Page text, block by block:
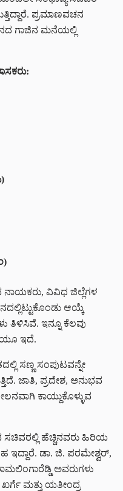
ಪ್ರಮಾಣವಚನ
ಗಾಜಿನ ಮನೆಯಲ್ಲಿ
:
)
)
ವಿವಿಧ ಜಿಲ್ಲೆಗಳ
ಆಯ್ಕೆ
ತಿಳಿಸಿವೆ. ಇನ್ನೂ ಕೆಲವು
ಇದೆ.
ಸಣ್ಣ ಸಂಪುಟವನ್ನೇ
ಜಾತಿ, ಪ್ರದೇಶ, ಅನುಭವ
ಕಾಯ್ದುಕೊಳ್ಳುವ
ಸಚಿವರಲ್ಲಿ ಹೆಚ್ಚಿನವರು ಹಿರಿಯ
ಇದ್ದಾರೆ. ಡಾ. ಜಿ. ಪರಮೇಶ್ವರ್,
ಅವರುಗಳು
ಮತ್ತು ಯತೀಂದ್ರ